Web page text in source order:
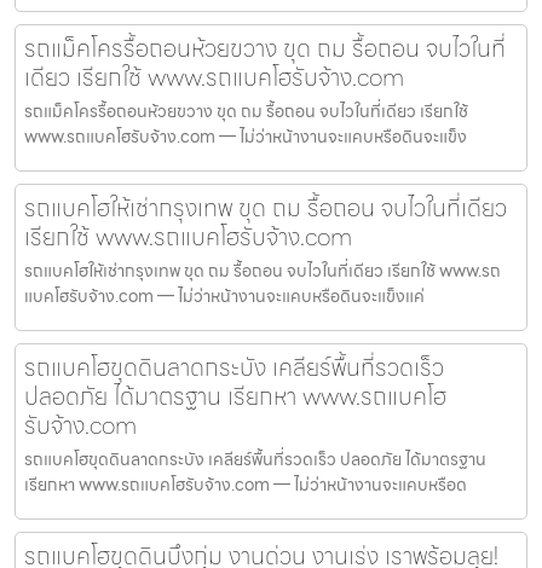
รถแม็คโครรื้อถอนห้วยขวาง ขุด ถม รื้อถอน จบไวในที่
เดียว เรียกใช้ www.รถแบคโฮรับจ้าง.com
รถแม็คโครรื้อถอนห้วยขวาง ขุด ถม รื้อถอน จบไวในที่เดียว เรียกใช้
www.รถแบคโฮรับจ้าง.com — ไม่ว่าหน้างานจะแคบหรือดินจะแข็ง
รถแบคโฮให้เช่ากรุงเทพ ขุด ถม รื้อถอน จบไวในที่เดียว
เรียกใช้ www.รถแบคโฮรับจ้าง.com
รถแบคโฮให้เช่ากรุงเทพ ขุด ถม รื้อถอน จบไวในที่เดียว เรียกใช้ www.รถ
แบคโฮรับจ้าง.com — ไม่ว่าหน้างานจะแคบหรือดินจะแข็งแค่
รถแบคโฮขุดดินลาดกระบัง เคลียร์พื้นที่รวดเร็ว
ปลอดภัย ได้มาตรฐาน เรียกหา www.รถแบคโฮ
รับจ้าง.com
รถแบคโฮขุดดินลาดกระบัง เคลียร์พื้นที่รวดเร็ว ปลอดภัย ได้มาตรฐาน
เรียกหา www.รถแบคโฮรับจ้าง.com — ไม่ว่าหน้างานจะแคบหรือด
รถแบคโฮขุดดินบึงกุ่ม งานด่วน งานเร่ง เราพร้อมลุย!